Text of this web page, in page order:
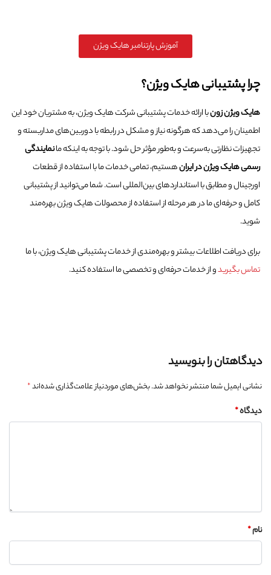
آموزش پارتنامبر هایک ویژن
چرا پشتیبانی هایک ویژن؟
هایک ویژن زونبا ارائه خدمات پشتیبانی شرکت هایک ویژن، به مشتریان خود این
اطمینان را می‌دهد که هرگونه نیاز و مشکل در رابطه با دوربین‌های مداربسته و
تجهیزات نظارتی به‌سرعت و به‌طور مؤثر حل شود. با توجه به اینکه مانمایندگی
رسمی هایک ویژن در ایرانهستیم، تمامی خدمات ما با استفاده از قطعات
اورجینال و مطابق با استانداردهای بین‌المللی است. شما می‌توانید از پشتیبانی
کامل و حرفه‌ای ما در هر مرحله از استفاده از محصولات هایک ویژن بهره‌مند
شوید.
برای دریافت اطلاعات بیشتر و بهره‌مندی از خدمات پشتیبانی هایک ویژن، با ما
تماس بگیریدو از خدمات حرفه‌ای و تخصصی ما استفاده کنید.
دیدگاهتان را بنویسید
نشانی ایمیل شما منتشر نخواهد شد.بخش‌های موردنیاز علامت‌گذاری شده‌اند*
دیدگاه*
نام*